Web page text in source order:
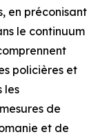
en préconisant
le continuum
policières et
les
de
et de